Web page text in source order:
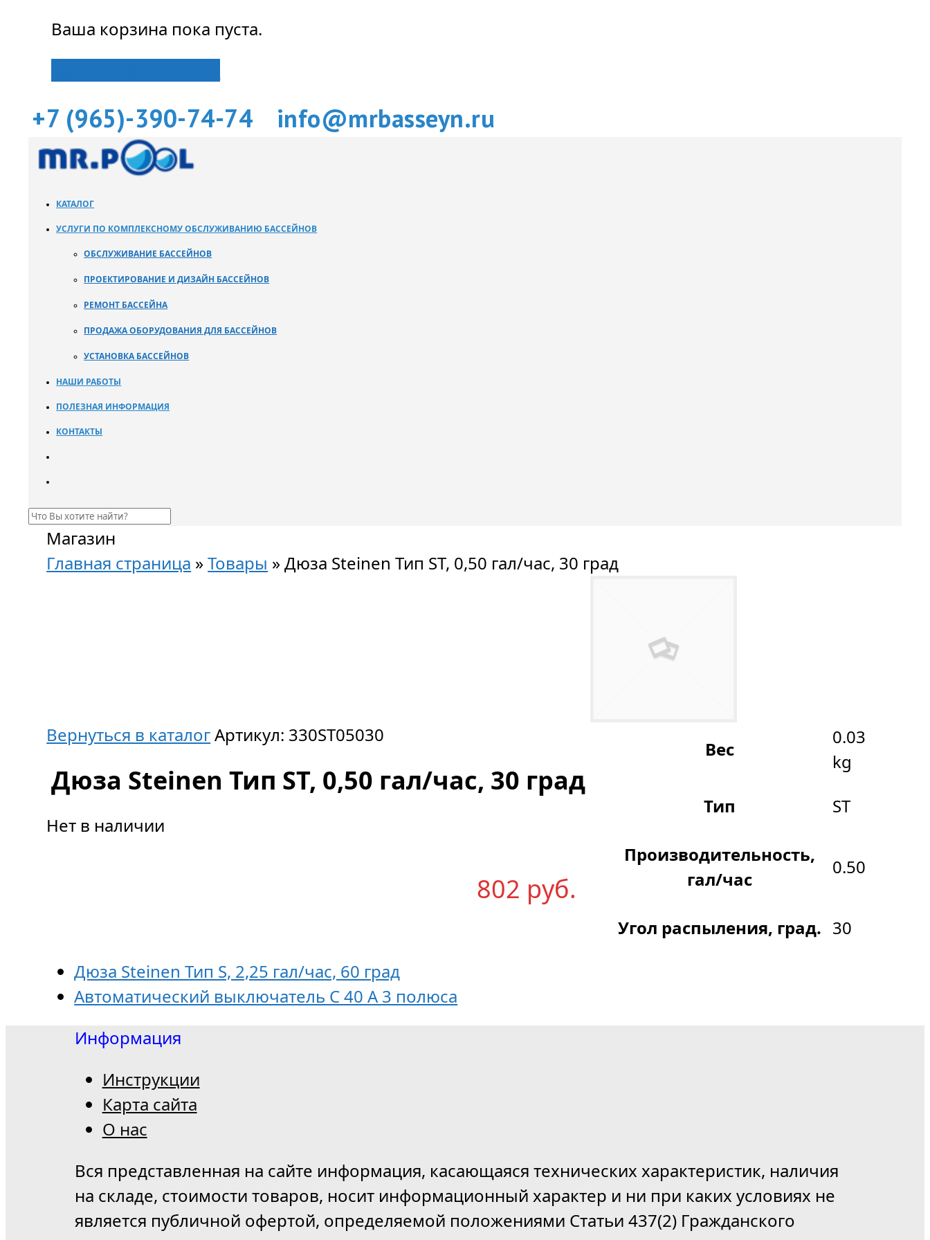
Ваша корзина пока пуста.
+7 (965)-390-74-74 info@mrbasseyn.ru
КАТАЛОГ
УСЛУГИ ПО КОМПЛЕКСНОМУ ОБСЛУЖИВАНИЮ БАССЕЙНОВ
ОБСЛУЖИВАНИЕ БАССЕЙНОВ
ПРОЕКТИРОВАНИЕ И ДИЗАЙН БАССЕЙНОВ
РЕМОНТ БАССЕЙНА
ПРОДАЖА ОБОРУДОВАНИЯ ДЛЯ БАССЕЙНОВ
УСТАНОВКА БАССЕЙНОВ
НАШИ РАБОТЫ
ПОЛЕЗНАЯ ИНФОРМАЦИЯ
КОНТАКТЫ
Магазин
Главная страница »Товары »Дюза Steinen Тип ST, 0,50 гал/час, 30 град
Вернуться в каталогАртикул: 330ST05030
Дюза Steinen Тип ST, 0,50 гал/час, 30 град
Нет в наличии
802 руб.
Вес
0.03
kg
Тип
ST
Производительность,
гал/час
0.50
Угол распыления, град. 30
Дюза Steinen Тип S, 2,25 гал/час, 60 град
Автоматический выключатель С 40 А 3 полюса
Информация
Инструкции
Карта сайта
О нас
Вся представленная на сайте информация, касающаяся технических характеристик, наличия
на складе, стоимости товаров, носит информационный характер и ни при каких условиях не
является публичной офертой, определяемой положениями Статьи 437(2) Гражданского